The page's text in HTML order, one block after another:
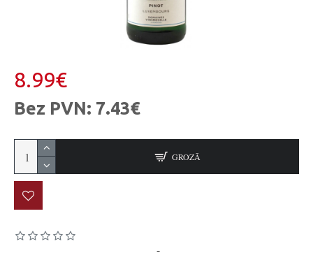
-
8.99€
Bez PVN: 7.43€
GROZĀ